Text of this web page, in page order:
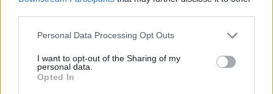
Personal Data Processing Opt Outs
I want to opt-out of the Sharing of my
personal data.
Opted In
Amposta recupera les Cases del Castell
vincula patrimoni, turisme i